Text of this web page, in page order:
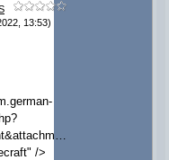
13:53)
/>